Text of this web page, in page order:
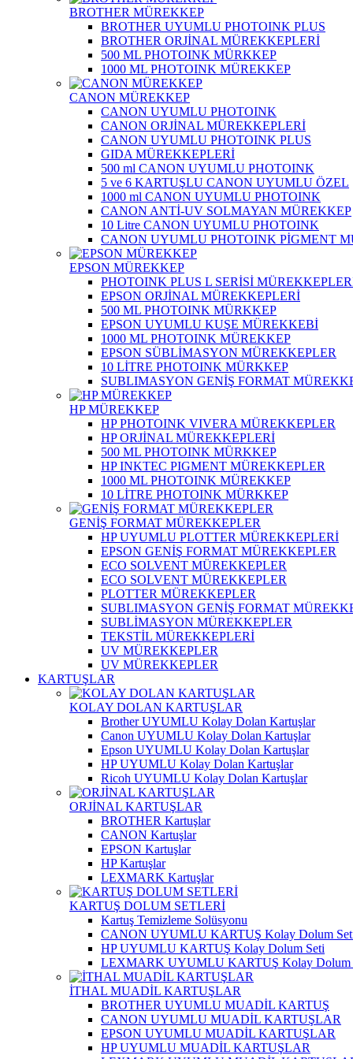
BROTHER MÜREKKEP
BROTHER UYUMLU PHOTOINK PLUS
BROTHER ORJİNAL MÜREKKEPLERİ
500 ML PHOTOINK MÜRKKEP
1000 ML PHOTOINK MÜREKKEP
CANON MÜREKKEP
CANON UYUMLU PHOTOINK
CANON ORJİNAL MÜREKKEPLERİ
CANON UYUMLU PHOTOINK PLUS
GIDA MÜREKKEPLERİ
500 ml CANON UYUMLU PHOTOINK
5 ve 6 KARTUŞLU CANON UYUMLU ÖZEL
1000 ml CANON UYUMLU PHOTOINK
CANON ANTİ-UV SOLMAYAN MÜREKKEP
10 Litre CANON UYUMLU PHOTOINK
CANON UYUMLU PHOTOINK PİGMENT
EPSON MÜREKKEP
PHOTOINK PLUS L SERİSİ
EPSON ORJİNAL MÜREKKEPLERİ
500 ML PHOTOINK MÜRKKEP
EPSON UYUMLU KUŞE MÜREKKEBİ
1000 ML PHOTOINK MÜREKKEP
EPSON SÜBLİMASYON MÜREKKEPLER
10 LİTRE PHOTOINK MÜRKKEP
SUBLIMASYON GENİŞ FORMAT
HP MÜREKKEP
HP PHOTOINK VIVERA MÜREKKEPLER
HP ORJİNAL MÜREKKEPLERİ
500 ML PHOTOINK MÜRKKEP
HP INKTEC PIGMENT MÜREKKEPLER
1000 ML PHOTOINK MÜREKKEP
10 LİTRE PHOTOINK MÜRKKEP
GENİŞ FORMAT MÜREKKEPLER
HP UYUMLU PLOTTER MÜREKKEPLERİ
EPSON GENİŞ FORMAT MÜREKKEPLER
ECO SOLVENT MÜREKKEPLER
ECO SOLVENT MÜREKKEPLER
PLOTTER MÜREKKEPLER
SUBLIMASYON GENİŞ FORMAT
SUBLİMASYON MÜREKKEPLER
TEKSTİL MÜREKKEPLERİ
UV MÜREKKEPLER
UV MÜREKKEPLER
KARTUŞLAR
KOLAY DOLAN KARTUŞLAR
Brother UYUMLU Kolay Dolan Kartuşlar
Canon UYUMLU Kolay Dolan Kartuşlar
Epson UYUMLU Kolay Dolan Kartuşlar
HP UYUMLU Kolay Dolan Kartuşlar
Ricoh UYUMLU Kolay Dolan Kartuşlar
ORJİNAL KARTUŞLAR
BROTHER Kartuşlar
CANON Kartuşlar
EPSON Kartuşlar
HP Kartuşlar
LEXMARK Kartuşlar
KARTUŞ DOLUM SETLERİ
Kartuş Temizleme Solüsyonu
CANON UYUMLU KARTUŞ Kolay Dolum
HP UYUMLU KARTUŞ Kolay Dolum Seti
LEXMARK UYUMLU KARTUŞ Kolay Dolum
İTHAL MUADİL KARTUŞLAR
BROTHER UYUMLU MUADİL KARTUŞ
CANON UYUMLU MUADİL KARTUŞLAR
EPSON UYUMLU MUADİL KARTUŞLAR
HP UYUMLU MUADİL KARTUŞLAR